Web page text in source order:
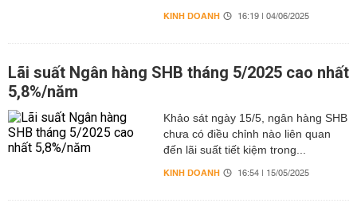
KINH DOANH 16:19 | 04/06/2025
Lãi suất Ngân hàng SHB tháng 5/2025 cao nhất
5,8%/năm
Khảo sát ngày 15/5, ngân hàng SHB
chưa có điều chỉnh nào liên quan
đến lãi suất tiết kiệm trong...
KINH DOANH 16:54 | 15/05/2025